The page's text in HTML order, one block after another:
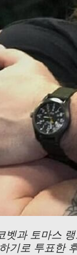
벳과 토마스
기로 투표한